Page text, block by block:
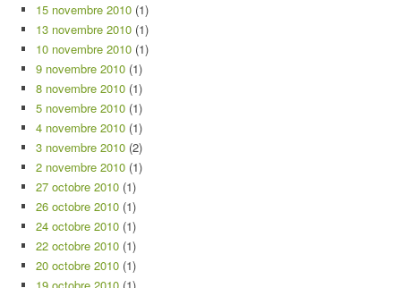
15 novembre 2010 (1)
13 novembre 2010 (1)
10 novembre 2010 (1)
9 novembre 2010 (1)
8 novembre 2010 (1)
5 novembre 2010 (1)
4 novembre 2010 (1)
3 novembre 2010 (2)
2 novembre 2010 (1)
27 octobre 2010 (1)
26 octobre 2010 (1)
24 octobre 2010 (1)
22 octobre 2010 (1)
20 octobre 2010 (1)